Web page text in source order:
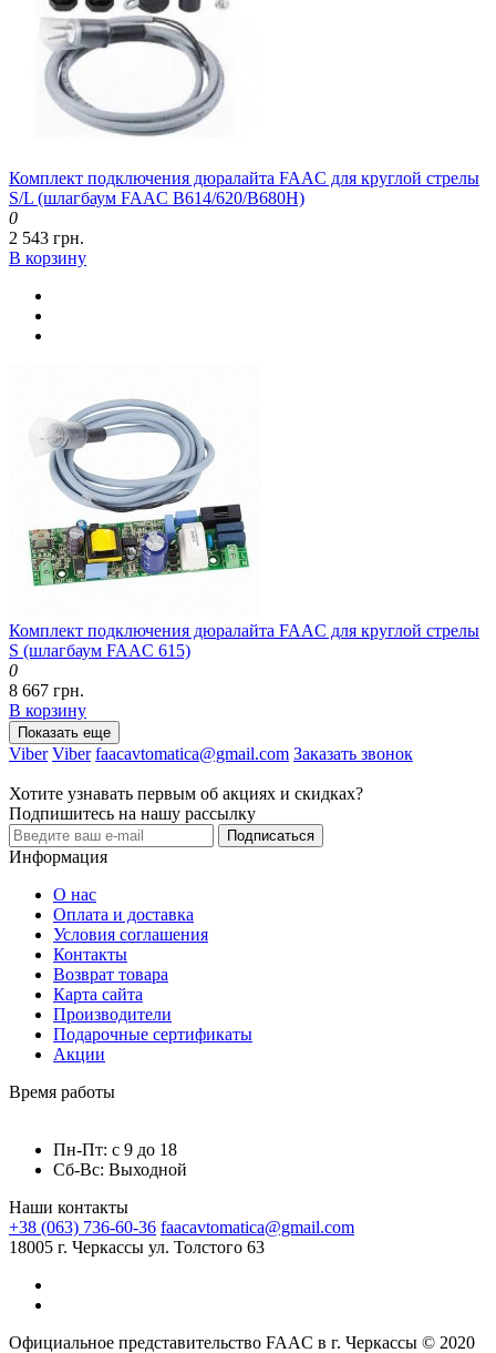
Комплект подключения дюралайта FAAC для круглой стрелы
S/L (шлагбаум FAAC B614/620/B680H)
0
2 543 грн.
В корзину
Комплект подключения дюралайта FAAC для круглой стрелы
S (шлагбаум FAAC 615)
0
8 667 грн.
В корзину
Показать еще
Viber Viber faacavtomatica@gmail.com Заказать звонок
Хотите узнавать первым об акциях и скидках?
Подпишитесь на нашу рассылку
Подписаться
Информация
О нас
Оплата и доставка
Условия соглашения
Контакты
Возврат товара
Карта сайта
Производители
Подарочные сертификаты
Акции
Время работы
Пн-Пт: с 9 до 18
Сб-Вс: Выходной
Наши контакты
+38 (063) 736-60-36 faacavtomatica@gmail.com
18005 г. Черкассы ул. Толстого 63
Официальное представительство FAAC в г. Черкассы © 2020